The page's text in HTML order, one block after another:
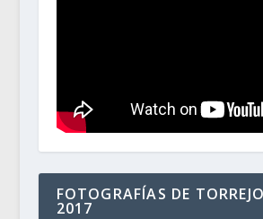
FOTOGRAFÍAS DE
2017